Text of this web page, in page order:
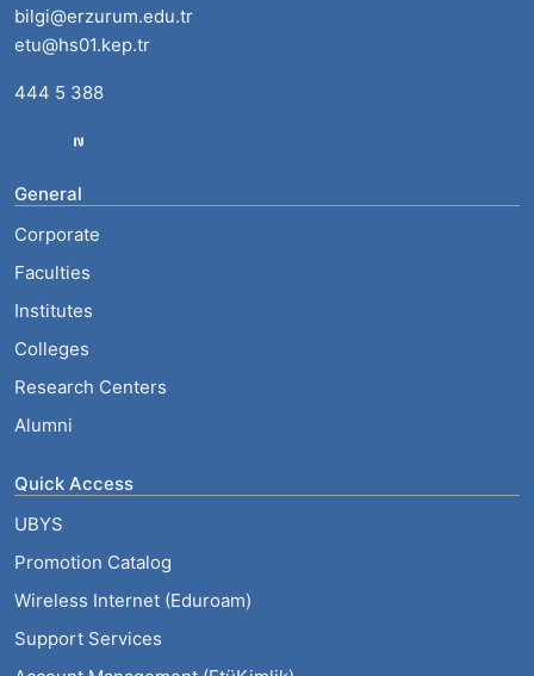
bilgi@erzurum.edu.tr
etu@hs01.kep.tr
444 5 388
General
Corporate
Faculties
Institutes
Colleges
Research Centers
Alumni
Quick Access
UBYS
Promotion Catalog
Wireless Internet (Eduroam)
Support Services